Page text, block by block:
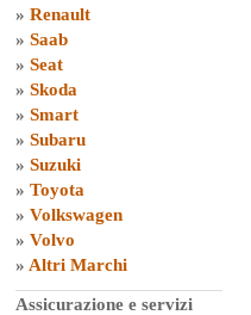
» Renault
» Saab
» Seat
» Skoda
» Smart
» Subaru
» Suzuki
» Toyota
» Volkswagen
» Volvo
» Altri Marchi
Assicurazione e servizi